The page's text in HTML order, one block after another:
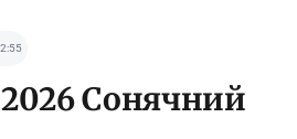
Сонячний